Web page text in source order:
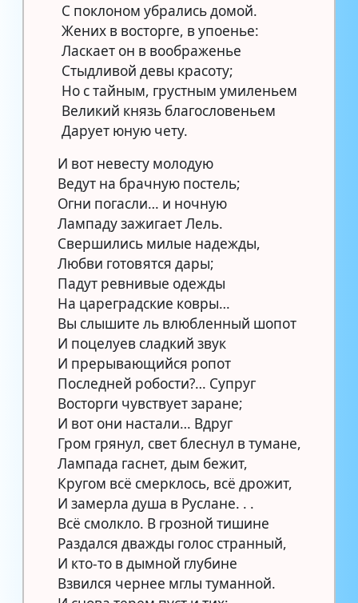
С поклоном убрались домой.
Жених в восторге, в упоенье:
Ласкает он в воображенье
Стыдливой девы красоту;
Но с тайным, грустным умиленьем
Великий князь благословеньем
Дарует юную чету.
И вот невесту молодую
Ведут на брачную постель;
Огни погасли… и ночную
Лампаду зажигает Лель.
Свершились милые надежды,
Любви готовятся дары;
Падут ревнивые одежды
На цареградские ковры…
Вы слышите ль влюбленный шопот
И поцелуев сладкий звук
И прерывающийся ропот
Последней робости?… Супруг
Восторги чувствует заране;
И вот они настали… Вдруг
Гром грянул, свет блеснул в тумане,
Лампада гаснет, дым бежит,
Кругом всё смерклось, всё дрожит,
И замерла душа в Руслане. . .
Всё смолкло. В грозной тишине
Раздался дважды голос странный,
И кто-то в дымной глубине
Взвился чернее мглы туманной.